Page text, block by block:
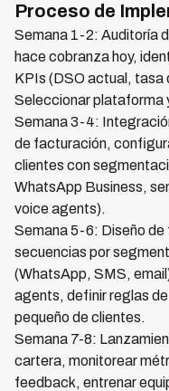
Proceso de
Semana 1-2: Auditoría
hace cobranza hoy,
KPIs (DSO actual, tasa
Seleccionar plataforma
Semana 3-4:
de facturación,
clientes con
WhatsApp Business,
voice agents).
Semana 5-6: Diseño
secuencias por
(WhatsApp, SMS,
agents, definir reglas
pequeño de clientes.
Semana 7-8:
cartera, monitorear
feedback, entrenar